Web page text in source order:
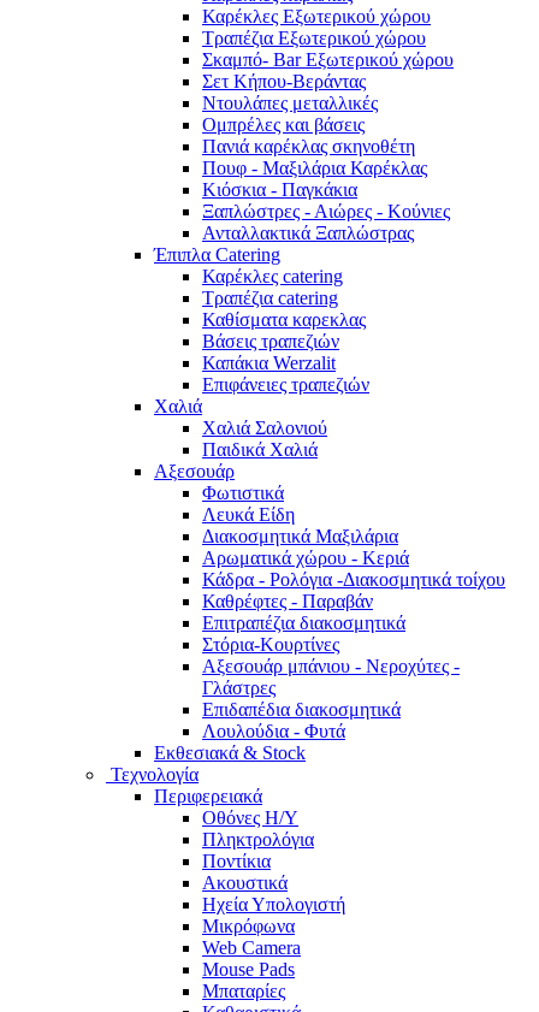
Καρέκλες Εξωτερικού χώρου
Τραπέζια Εξωτερικού χώρου
Σκαμπό- Bar Εξωτερικού χώρου
Σετ Κήπου-Βεράντας
Ντουλάπες μεταλλικές
Ομπρέλες και βάσεις
Πανιά καρέκλας σκηνοθέτη
Πουφ - Μαξιλάρια Καρέκλας
Κιόσκια - Παγκάκια
Ξαπλώστρες - Αιώρες - Κούνιες
Ανταλλακτικά Ξαπλώστρας
Έπιπλα Catering
Καρέκλες catering
Τραπέζια catering
Καθίσματα καρεκλας
Βάσεις τραπεζιών
Καπάκια Werzalit
Επιφάνειες τραπεζιών
Χαλιά
Χαλιά Σαλονιού
Παιδικά Χαλιά
Αξεσουάρ
Φωτιστικά
Λευκά Είδη
Διακοσμητικά Μαξιλάρια
Αρωματικά χώρου - Κεριά
Κάδρα - Ρολόγια -Διακοσμητικά τοίχου
Καθρέφτες - Παραβάν
Επιτραπέζια διακοσμητικά
Στόρια-Κουρτίνες
Αξεσουάρ μπάνιου - Νεροχύτες -
Γλάστρες
Επιδαπέδια διακοσμητικά
Λουλούδια - Φυτά
Εκθεσιακά & Stock
Τεχνολογία
Περιφερειακά
Οθόνες Η/Υ
Πληκτρολόγια
Ποντίκια
Ακουστικά
Ηχεία Υπολογιστή
Μικρόφωνα
Web Camera
Mouse Pads
Μπαταρίες